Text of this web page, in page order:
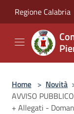
Regione Calabria
Home > Novità
AVVISO
+ Allegati -